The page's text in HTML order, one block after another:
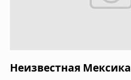
Неизвестная Мексика